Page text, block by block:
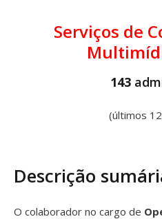
Serviços de
143
(últimos
Descrição
O colaborador no cargo de